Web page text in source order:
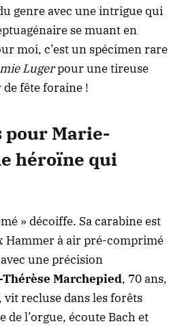
genre avec une intrigue qui
se muant en
moi, c’est un spécimen rare
Lugerpour une tireuse
fête foraine !
pour Marie-
héroïne qui
» décoiffe. Sa carabine est
Hammer à air pré-comprimé
avec une précision
Marchepied, 70 ans,
vit recluse dans les forêts
de l’orgue, écoute Bach et